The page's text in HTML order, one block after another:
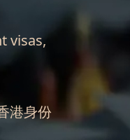
visas,
港身份